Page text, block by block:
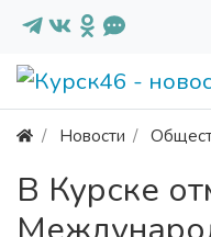
Новости
В Курске